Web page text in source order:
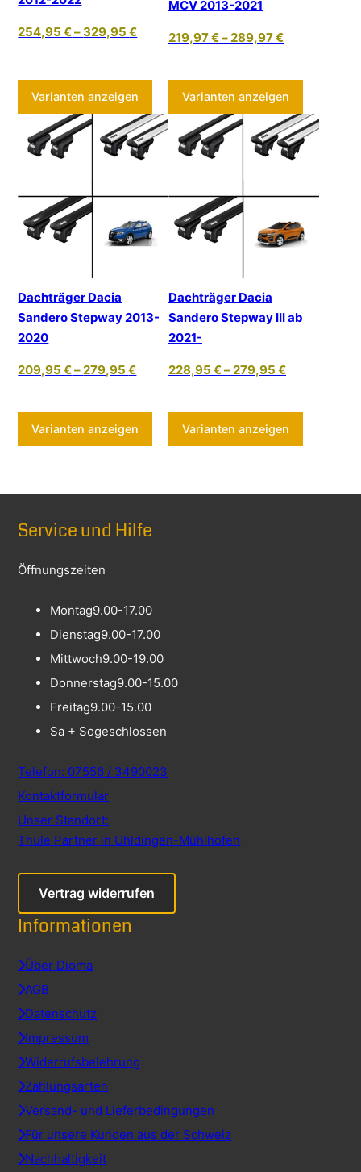
254,95€– 329,95€
Varianten anzeigen Dieses Produkt weist mehrere
MCV 2013-2021
219,97€–289,97€
Varianten anzeigen
Dachträger Dacia
Sandero Stepway 2013-
2020
209,95€–279,95€
Varianten anzeigen Dieses Produkt weist mehrere
Dachträger Dacia
Sandero Stepway III ab
2021-
228,95 €–279,95 €
Varianten anzeigen
Service und Hilfe
Öffnungszeiten
Montag9.00-17.00
Dienstag9.00-17.00
Mittwoch9.00-19.00
Donnerstag9.00-15.00
Freitag9.00-15.00
Sa + Sogeschlossen
Telefon: 07556 / 3490023
Kontaktformular
Unser Standort:
Thule Partner in Uhldingen-Mühlhofen
Vertrag widerrufen
Informationen
Über Dioma
AGB
Datenschutz
Impressum
Widerrufsbelehrung
Zahlungsarten
Versand- und Lieferbedingungen
Für unsere Kunden aus der Schweiz
Nachhaltigkeit